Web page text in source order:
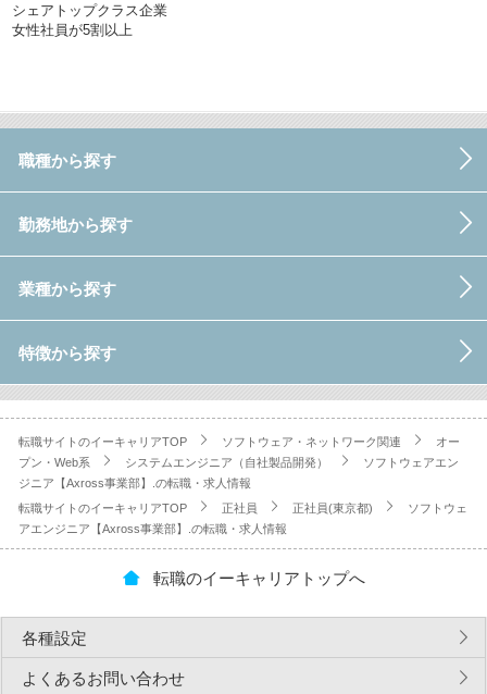
シェアトップクラス企業
女性社員が5割以上
職種から探す
勤務地から探す
業種から探す
特徴から探す
転職サイトのイーキャリアTOP ソフトウェア・ネットワーク関連
オー
プン・Web系
システムエンジニア（自社製品開発）
ソフトウェアエン
ジニア【Axross事業部】.の転職・求人情報
転職サイトのイーキャリアTOP
正社員 正社員(東京都)
ソフトウェ
アエンジニア【Axross事業部】.の転職・求人情報
転職のイーキャリアトップへ
各種設定
よくあるお問い合わせ